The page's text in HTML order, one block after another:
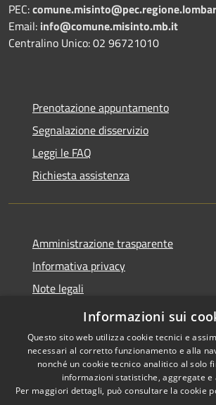
PEC:
Email: info@comune.misinto.mb.it
Centralino Unico: 02 96721010
Prenotazione appuntamento
Segnalazione disservizio
Leggi le FAQ
Richiesta assistenza
Amministrazione trasparente
Informativa privacy
Note legali
Dichiarazione di accessibilità
Accessibilità
Copyright
Informazioni sui
Questo sito web utilizza cookie tecnici e
necessari al corretto funzionamento e alla
nonché un cookie tecnico analitico al solo
informazioni statistiche, aggregate e
Per maggiori dettagli, può consultare la cookie